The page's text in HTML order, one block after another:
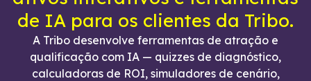
de IA para os clientes da Tribo.
A Tribo desenvolve ferramentas de atração e
qualificação com IA — quizzes de diagnóstico,
calculadoras de ROI, simuladores de cenário,